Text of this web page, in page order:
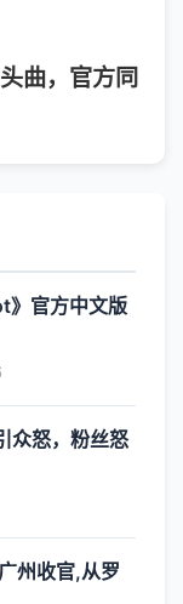
曲，官方同
》官方中文版
众怒，粉丝怒
州收官,从罗